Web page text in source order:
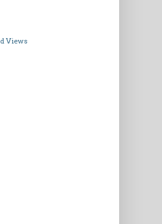
Views